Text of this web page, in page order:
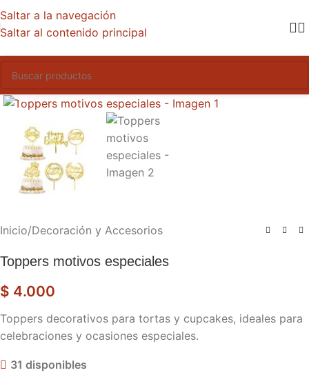
Saltar a la navegación
Saltar al contenido principal
Inicio/Decoración y Accesorios
Toppers motivos especiales
$ 4.000
Toppers decorativos para tortas y cupcakes, ideales para
celebraciones y ocasiones especiales.
31 disponibles